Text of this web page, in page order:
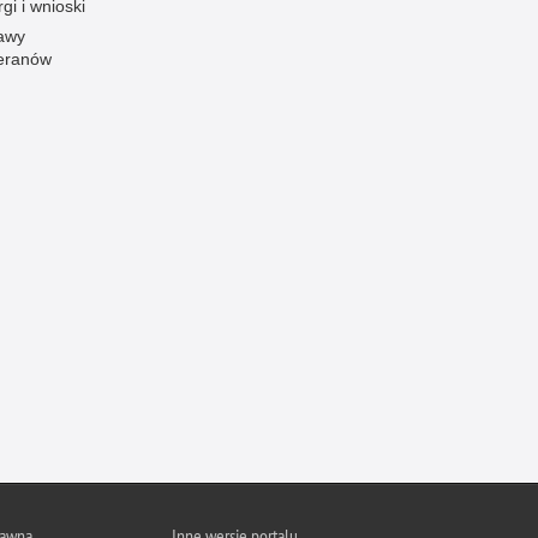
i odważni
brudnych pieniędzy
i wnioski